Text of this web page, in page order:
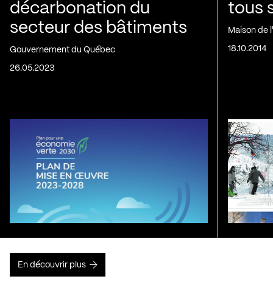
décarbonation du
secteur des bâtiments
Gouvernement du Québec
26.05.2023
tous
Maison de
18.10.2014
En découvrir plus